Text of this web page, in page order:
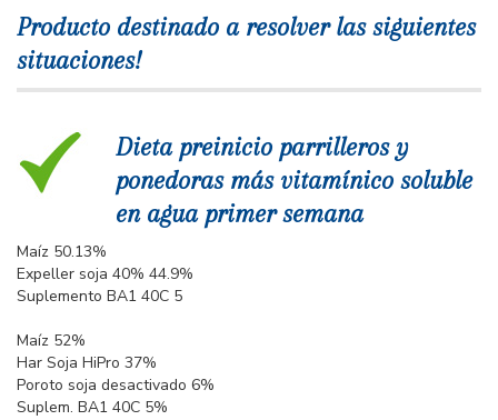
Producto destinado a resolver las siguientes
situaciones!
Dieta preinicio parrilleros y
ponedoras más vitamínico soluble
en agua primer semana
Maíz 50.13%
Expeller soja 40% 44.9%
Suplemento BA1 40C 5
Maíz 52%
Har Soja HiPro 37%
Poroto soja desactivado 6%
Suplem. BA1 40C 5%